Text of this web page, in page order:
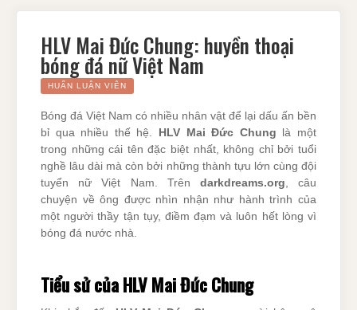
HLV Mai Đức Chung: huyền thoại
bóng đá nữ Việt Nam
HUẤN LUẬN VIÊN
Bóng đá Việt Nam có nhiều nhân vật để lại dấu ấn bền
bỉ qua nhiều thế hệ. HLV Mai Đức Chung là một
trong những cái tên đặc biệt nhất, không chỉ bởi tuổi
nghề lâu dài mà còn bởi những thành tựu lớn cùng đội
tuyển nữ Việt Nam. Trên darkdreams.org , câu
chuyện về ông được nhìn nhận như hành trình của
một người thầy tận tụy, điềm đạm và luôn hết lòng vì
bóng đá nước nhà.
Tiểu sử của HLV Mai Đức Chung